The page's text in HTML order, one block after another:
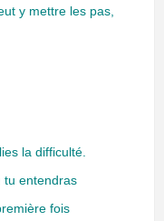
y mettre les pas,
la difficulté.
tu entendras
fois